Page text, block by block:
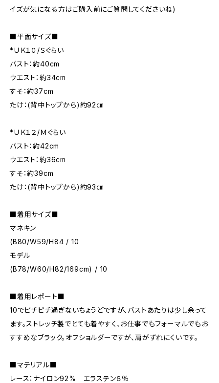
イズが気になる方はご購入前にご質問してくださいね)
■平面サイズ■
*ＵＫ１０/Ｓぐらい
バスト：約40cm
ウエスト：約34cm
すそ：約37cm
たけ：(背中トップから)約92㎝
*ＵＫ１２/Ｍぐらい
バスト：約42cm
ウエスト：約36cm
すそ：約39cm
たけ：(背中トップから)約93㎝
■着用サイズ■
マネキン
(B80/W59/H84 / 10
モデル
(B78/W60/H82/169cm) / 10
■着用レポート■
10でピチピチ過ぎないちょうどですが、バストあたりは少し余って
ます。ストレッチ製でとても着やすく、お仕事でもフォーマルでもお
すすめなブラック。オフショルダーですが、肩がずれにくいです。
■マテリアル■
レース：ナイロン92% エラステン８％